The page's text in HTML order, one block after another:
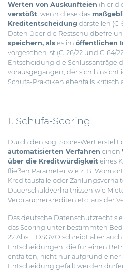
Werten von Auskunfteien (hier
verstößt, wenn diese das
Kreditentscheidung darstellen (C-
Daten über die
speichern, als es im öffentlichen
vorgesehen ist (C-26/22 und C-64/
Entscheidung die Schlussanträge
vorausgegangen, der sich
Schufa-Praktiken ebenfalls kritisch
1. Schufa-Scoring
Durch den sog. Score-Wert erstellt
automatisierten Verfahren einen
über die Kreditwürdigkeit eines
fließen Parameter wie z. B.
Kreditausfälle oder
Dauerschuldverhältnissen wie
Verbraucherkrediten etc. aus der
Das deutsche Datenschutzrecht
das Scoring unter bestimmten
22 Abs. 1 DSGVO schreibt aber
Entscheidungen, die für einen
entfalten, nicht nur aufgrund einer
Entscheidung gefällt werden